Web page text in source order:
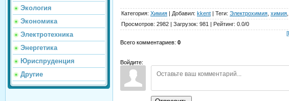
Экология
Экономика
Электротехника
Энергетика
Юриспруденция
Другие
Категория: Химия | Добавил: kkent | Теги: Электрохимия химия
Просмотров: 2982 | Загрузок: 981 | Рейтинг: 0.0/0
Всего комментариев: 0
Войдите: